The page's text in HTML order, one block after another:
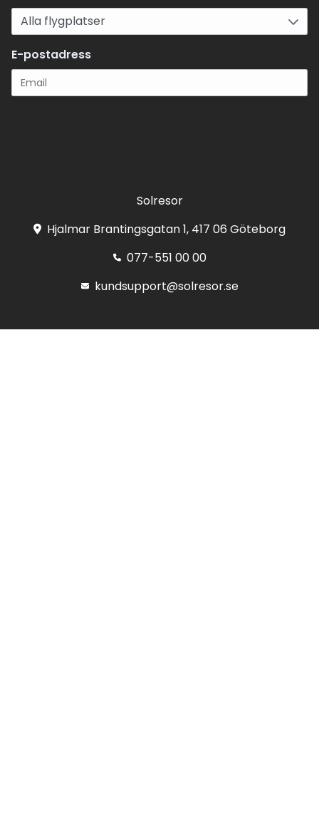
E-postadress
Solresor
Hjalmar Brantingsgatan 1, 417 06 Göteborg
077-551 00 00
kundsupport@solresor.se